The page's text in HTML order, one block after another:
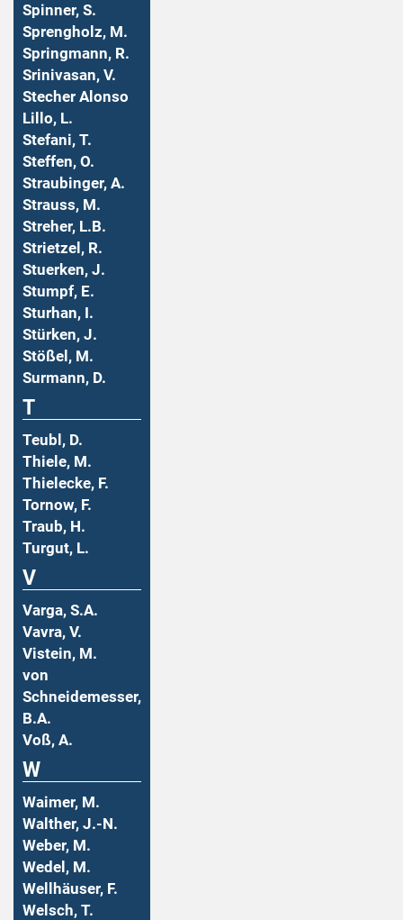
Spinner, S.
Sprengholz, M.
Springmann, R.
Srinivasan, V.
Stecher Alonso
Lillo, L.
Stefani, T.
Steffen, O.
Straubinger, A.
Strauss, M.
Streher, L.B.
Strietzel, R.
Stuerken, J.
Stumpf, E.
Sturhan, I.
Stürken, J.
Stößel, M.
Surmann, D.
T
Teubl, D.
Thiele, M.
Thielecke, F.
Tornow, F.
Traub, H.
Turgut, L.
V
Varga, S.A.
Vavra, V.
Vistein, M.
von
Schneidemesser,
B.A.
Voß, A.
W
Waimer, M.
Walther, J.-N.
Weber, M.
Wedel, M.
Wellhäuser, F.
Welsch, T.